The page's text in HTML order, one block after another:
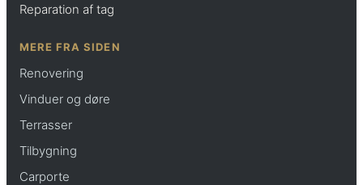
Reparation af tag
MERE FRA SIDEN
Renovering
Vinduer og døre
Terrasser
Tilbygning
Carporte